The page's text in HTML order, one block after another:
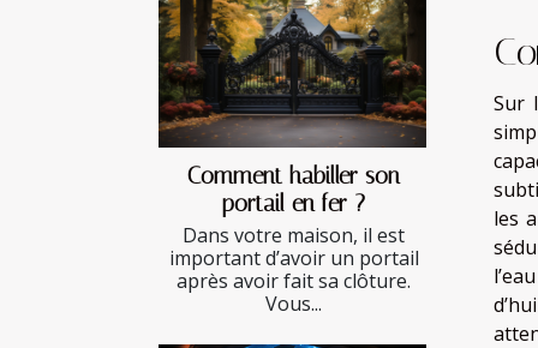
Comment habiller son
portail en fer ?
Dans votre maison, il est
important d’avoir un portail
après avoir fait sa clôture.
Vous...
Sur
les